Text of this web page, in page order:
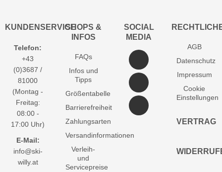
KUNDENSERVICE
Telefon:
+43
(0)3687 /
81000
(Montag -
Freitag:
08:00 -
17:00 Uhr)
E-Mail:
info@ski-
willy.at
SHOPS &
INFOS
FAQs
Infos und
Tipps
Größentabelle
Barrierefreiheit
Zahlungsarten
Versandinformationen
Verleih-
und
Servicepreise
SOCIAL
MEDIA
AGB
Datenschutz
Impressum
Cookie
Einstellungen
VERTRAG